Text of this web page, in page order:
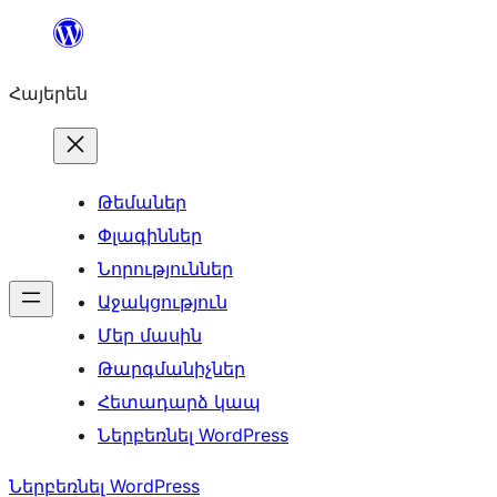
Անցնել
Հայերեն
Թեմաներ
Փլագիններ
Նորություններ
Աջակցություն
Մեր մասին
Թարգմանիչներ
Հետադարձ կապ
Ներբեռնել WordPress
Ներբեռնել WordPress